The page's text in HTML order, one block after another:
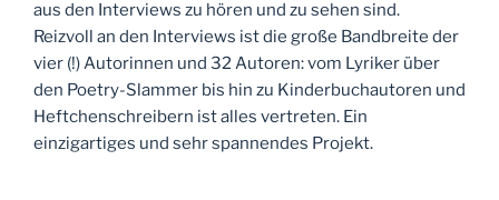
aus den Interviews zu hören und zu sehen sind.
Reizvoll an den Interviews ist die große Bandbreite der
vier (!) Autorinnen und 32 Autoren: vom Lyriker über
den Poetry-Slammer bis hin zu Kinderbuchautoren und
Heftchenschreibern ist alles vertreten. Ein
einzigartiges und sehr spannendes Projekt.